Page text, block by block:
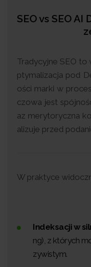
SEO vs SEO
Tradycyjne SEO to
ptymalizacja pod
ości marki w
czowa jest
az merytoryczna
alizuje przed
W praktyce
Indeksacji w
ng), z których
zywistym.